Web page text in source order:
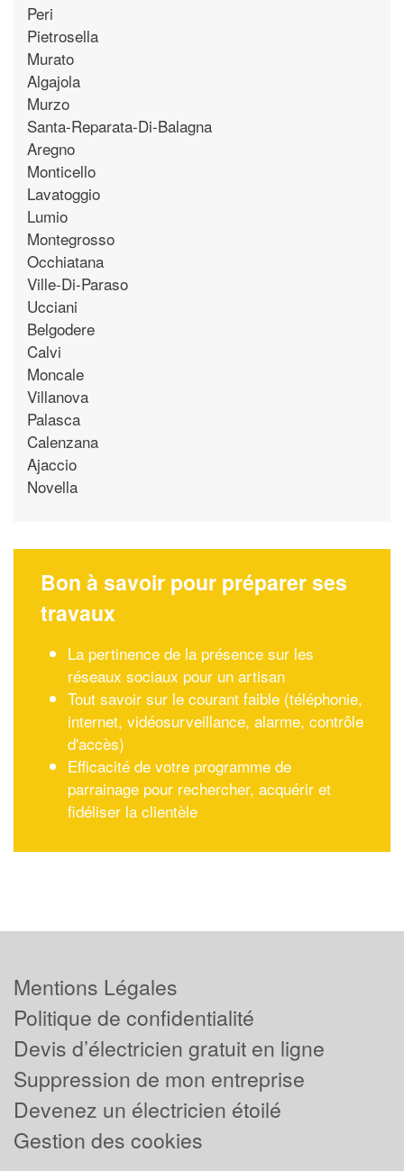
Peri
Pietrosella
Murato
Algajola
Murzo
Santa-Reparata-Di-Balagna
Aregno
Monticello
Lavatoggio
Lumio
Montegrosso
Occhiatana
Ville-Di-Paraso
Ucciani
Belgodere
Calvi
Moncale
Villanova
Palasca
Calenzana
Ajaccio
Novella
Bon à savoir pour préparer ses
travaux
La pertinence de la présence sur les
réseaux sociaux pour un artisan
Tout savoir sur le courant faible (téléphonie,
internet, vidéosurveillance, alarme, contrôle
d'accès)
Efficacité de votre programme de
parrainage pour rechercher, acquérir et
fidéliser la clientèle
Mentions Légales
Politique de confidentialité
Devis d’électricien gratuit en ligne
Suppression de mon entreprise
Devenez un électricien étoilé
Gestion des cookies